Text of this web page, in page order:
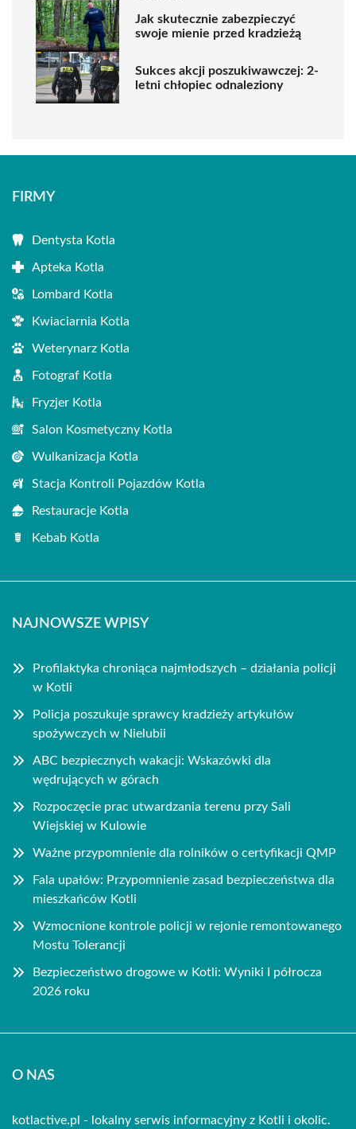
Jak skutecznie zabezpieczyć
swoje mienie przed kradzieżą
Sukces akcji poszukiwawczej: 2-
letni chłopiec odnaleziony
FIRMY
Dentysta Kotla
Apteka Kotla
Lombard Kotla
Kwiaciarnia Kotla
Weterynarz Kotla
Fotograf Kotla
Fryzjer Kotla
Salon Kosmetyczny Kotla
Wulkanizacja Kotla
Stacja Kontroli Pojazdów Kotla
Restauracje Kotla
Kebab Kotla
NAJNOWSZE WPISY
Profilaktyka chroniąca najmłodszych – działania policji
w Kotli
Policja poszukuje sprawcy kradzieży artykułów
spożywczych w Nielubii
ABC bezpiecznych wakacji: Wskazówki dla
wędrujących w górach
Rozpoczęcie prac utwardzania terenu przy Sali
Wiejskiej w Kulowie
Ważne przypomnienie dla rolników o certyfikacji QMP
Fala upałów: Przypomnienie zasad bezpieczeństwa dla
mieszkańców Kotli
Wzmocnione kontrole policji w rejonie remontowanego
Mostu Tolerancji
Bezpieczeństwo drogowe w Kotli: Wyniki I półrocza
2026 roku
O NAS
kotlactive.pl - lokalny serwis informacyjny z Kotli i okolic.